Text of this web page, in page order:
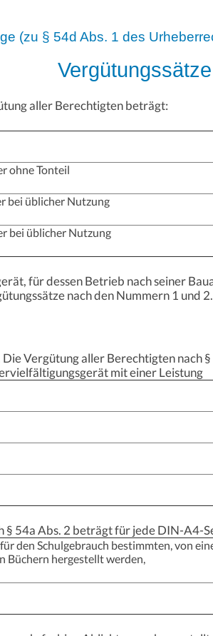
(zu § 54d Abs. 1 des
Vergütungssätze
aller Berechtigten beträgt:
ohne Tonteil
bei üblicher Nutzung
bei üblicher Nutzung
für dessen Betrieb nach seiner
nach den Nummern 1 und 2.
Die Vergütung aller Berechtigten nach
mit einer Leistung
§ 54a Abs. 2 beträgt für jede DIN-A4-
den Schulgebrauch bestimmten, von
Büchern hergestellt werden,